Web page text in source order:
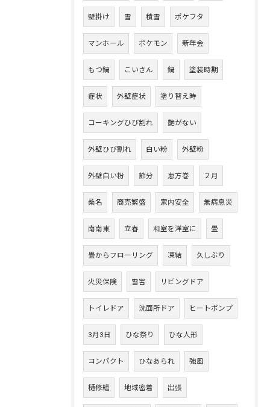
壁掛け 雪 積雪 ポケフタ
マンホール ポケモン 新年会
もつ鍋 こいさん 鍋 塗装時期
症状 外壁症状 塗り替え時
コーキングひび割れ 艶がない
外壁ひび割れ 白い粉 外壁粉
外壁白い粉 節分 恵方巻 ２月
桑名 商売繁盛 家内安全 無病息災
南南東 立春 和室を洋室に 畳
畳からフローリング 凍結 久しぶり
火災保険 雪害 リビングドア
トイレドア 洗面所ドア ヒートポンプ
3月3日 ひな祭り ひな人形
コンパクト ひなあられ 強風
樋修繕 地域密着 出張